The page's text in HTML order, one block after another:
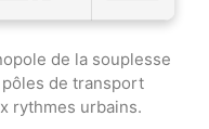
de la souplesse
de transport
rythmes urbains.